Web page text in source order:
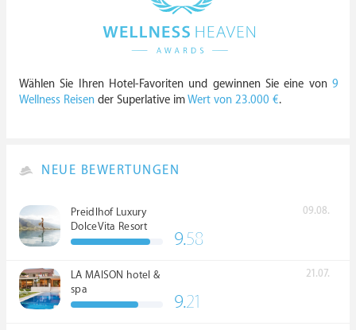
Wählen Sie Ihren Hotel-Favoriten und gewinnen Sie eine von 9
Wellness Reisen der Superlative imWert von 23.000 €.
NEUE BEWERTUNGEN
Preidlhof Luxury
DolceVita Resort
*****
09.08.
9.58
LA MAISON hotel &
spa
21.07.
9.21